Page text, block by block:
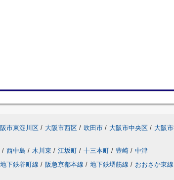
市東淀川区 / 大阪市西区 / 吹田市 / 大阪市中央区 / 大阪
/ 西中島 / 木川東 / 江坂町 / 十三本町 / 豊崎 / 中津
地下鉄谷町線 / 阪急京都本線 / 地下鉄堺筋線 / おおさか東線